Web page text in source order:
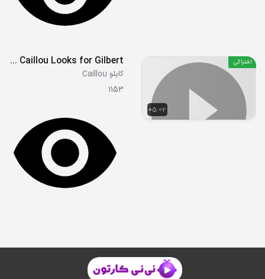
05:02
اشتراکی S01E43 - Caillou Looks for Gilbert
کایلو Caillou
1153